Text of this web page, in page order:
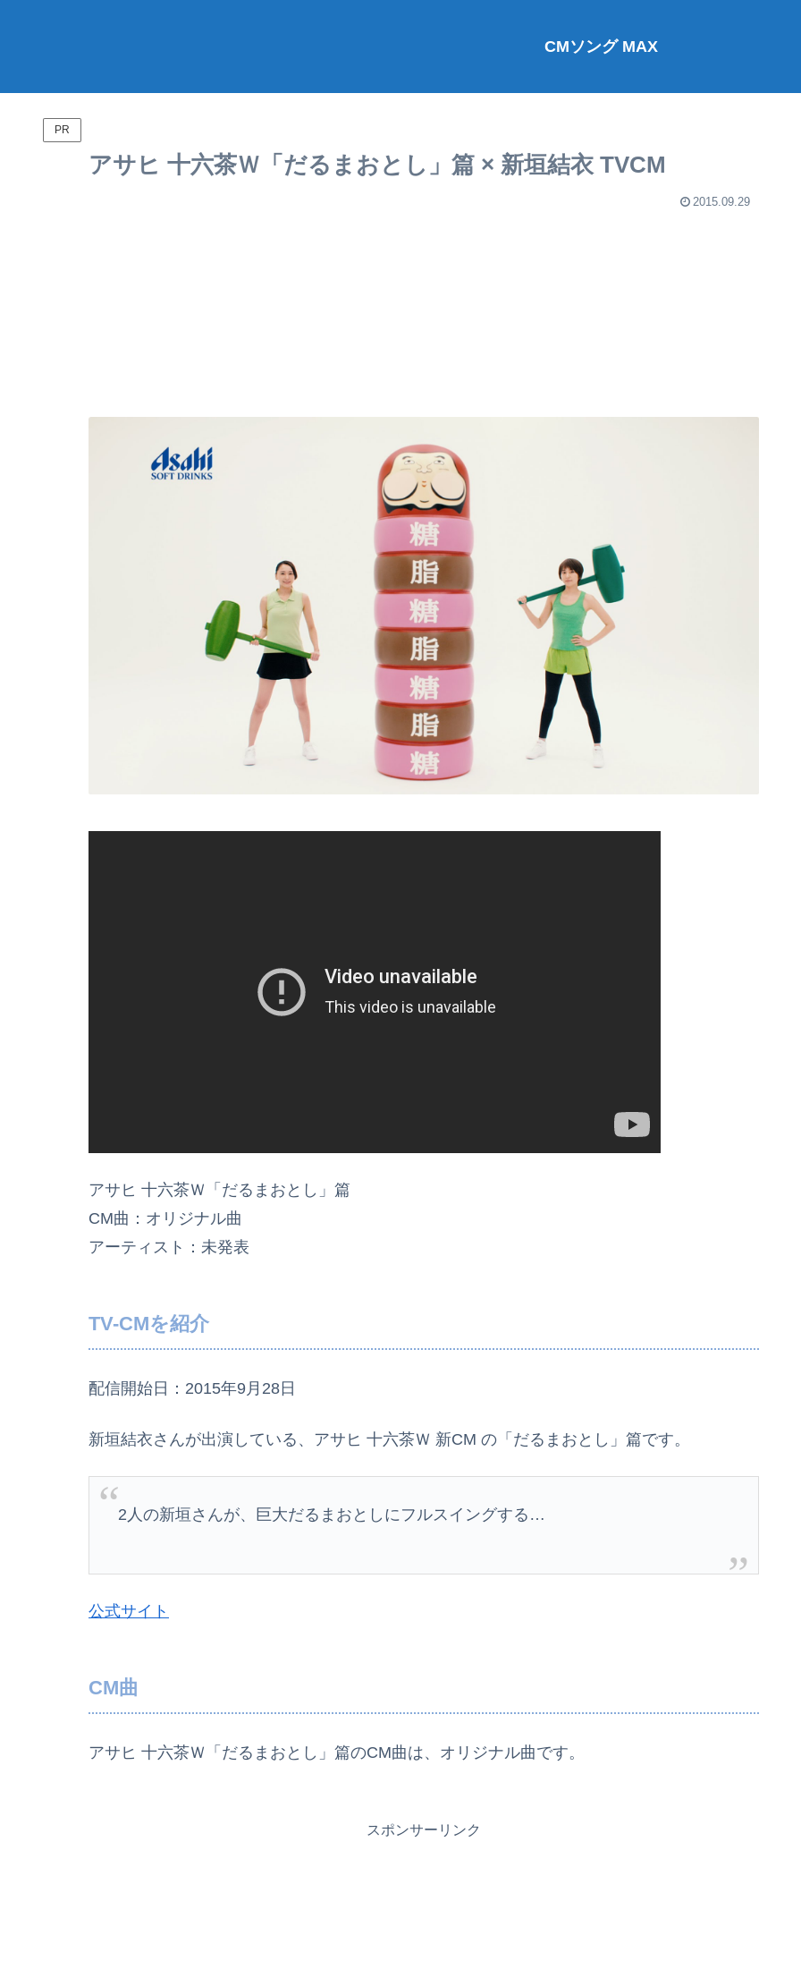
CMソング MAX
PR
アサヒ 十六茶Ｗ「だるまおとし」篇 × 新垣結衣 TVCM
2015.09.29
アサヒ 十六茶Ｗ「だるまおとし」篇
CM曲：オリジナル曲
アーティスト：未発表
TV-CMを紹介
配信開始日：2015年9月28日
新垣結衣さんが出演している、アサヒ 十六茶Ｗ 新CM の「だるまおとし」篇です。
2人の新垣さんが、巨大だるまおとしにフルスイングする…
公式サイト
CM曲
アサヒ 十六茶Ｗ「だるまおとし」篇のCM曲は、オリジナル曲です。
スポンサーリンク